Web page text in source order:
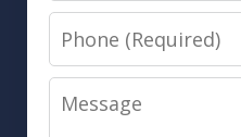
Phone
Message